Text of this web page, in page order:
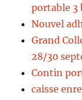
portable 3
Nouvel
Grand
28/30
Contin
caisse